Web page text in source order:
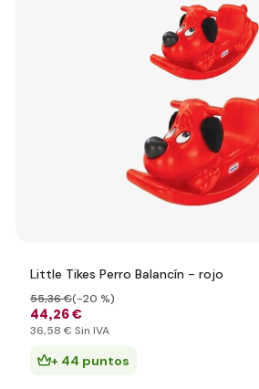
Little Tikes Perro Balancín - rojo
44,26 €
55,36 €(-20 %)
36,58 € Sin IVA
+ 44 puntos